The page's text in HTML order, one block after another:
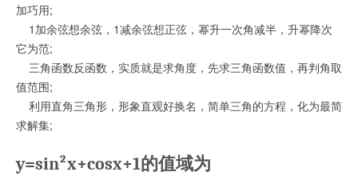
加巧用;
1加余弦想余弦，1减余弦想正弦，幂升一次角减半，升幂降次
它为范;
三角函数反函数，实质就是求角度，先求三角函数值，再判角取
值范围;
利用直角三角形，形象直观好换名，简单三角的方程，化为最简
求解集;
y=sin²x+cosx+1的值域为